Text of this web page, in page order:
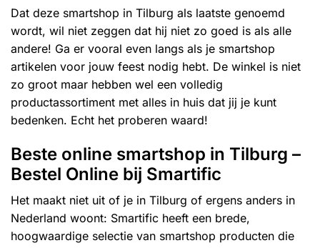
Dat deze smartshop in Tilburg als laatste genoemd
wordt, wil niet zeggen dat hij niet zo goed is als alle
andere! Ga er vooral even langs als je smartshop
artikelen voor jouw feest nodig hebt. De winkel is niet
zo groot maar hebben wel een volledig
productassortiment met alles in huis dat jij je kunt
bedenken. Echt het proberen waard!
Beste online smartshop in Tilburg –
Bestel Online bij Smartific
Het maakt niet uit of je in Tilburg of ergens anders in
Nederland woont: Smartific heeft een brede,
hoogwaardige selectie van smartshop producten die